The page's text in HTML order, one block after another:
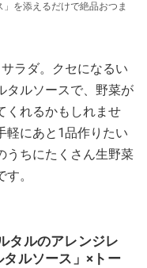
を添えるだけで絶品おつま
ラダ。クセになるい
タルソースで、野菜が
くれるかもしれませ
軽にあと1品作りたい
うちにたくさん生野菜
。
タルのアレンジレ
ルソース」×トー